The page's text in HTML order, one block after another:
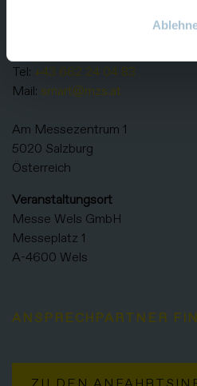
Tel: +43 662 24 04 83
Mail: smart@mzs.at
Am Messezentrum 1
5020 Salzburg
Österreich
Veranstaltungsort
Messe Wels GmbH
Messeplatz 1
A-4600 Wels
ANSPRECHPARTNER